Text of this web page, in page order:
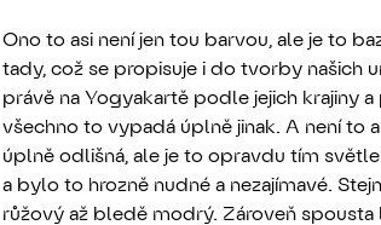
Ono to asi není jen tou barvou, ale je to
tady, což se propisuje i do tvorby našich
právě na Yogyakartě podle jejich krajiny
všechno to vypadá úplně jinak. A není to
úplně odlišná, ale je to opravdu tím
a bylo to hrozně nudné a nezajímavé.
růžový až bledě modrý. Zároveň spousta